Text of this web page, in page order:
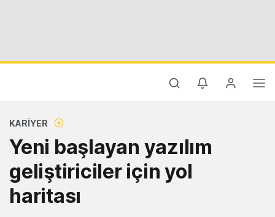
KARIYER
Yeni başlayan yazılım
geliştiriciler için yol
haritası